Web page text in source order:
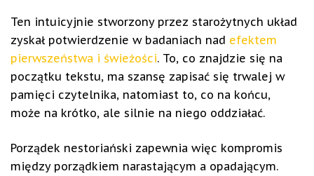
Ten intuicyjnie stworzony przez starożytnych układ
zyskał potwierdzenie w badaniach nad efektem
pierwszeństwa i świeżości. To, co znajdzie się na
początku tekstu, ma szansę zapisać się trwalej w
pamięci czytelnika, natomiast to, co na końcu,
może na krótko, ale silnie na niego oddziałać.
Porządek nestoriański zapewnia więc kompromis
między porządkiem narastającym a opadającym.